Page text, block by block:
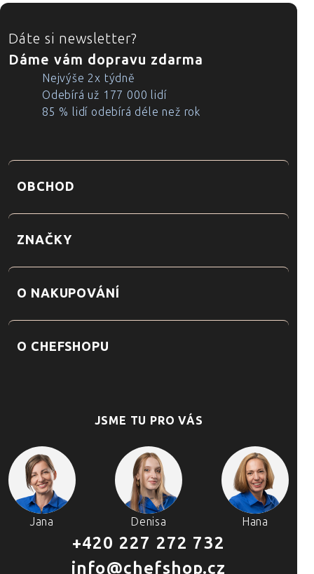
ZÁPATÍ
Dáte si newsletter?
Dáme vám dopravu zdarma
Nejvýše 2x týdně
Odebírá už 177 000 lidí
85 % lidí odebírá déle než rok
OBCHOD
ZNAČKY
O NAKUPOVÁNÍ
O CHEFSHOPU
JSME TU PRO VÁS
Jana Denisa Hana
+420 227 272 732
info@chefshop.cz